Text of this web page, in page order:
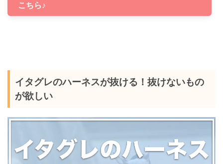
こちら♪
イタグレのハーネスが抜ける！抜けないもの
が欲しい